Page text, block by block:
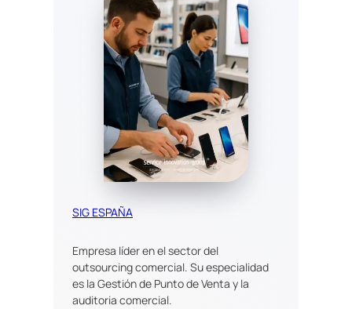
SIG ESPAÑA
Empresa líder en el sector del
outsourcing comercial. Su especialidad
es la Gestión de Punto de Venta y la
auditoria comercial.